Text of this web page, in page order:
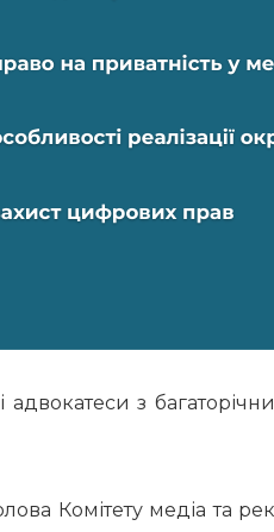
адвокатеси з
Комітету медіа та